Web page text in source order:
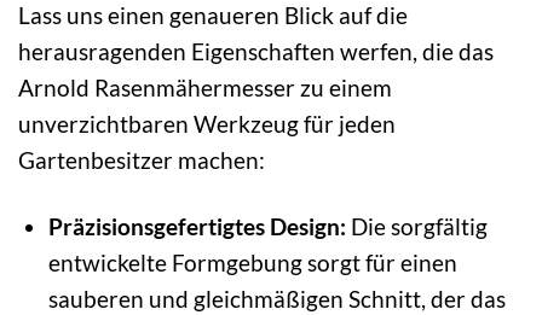
Lass uns einen genaueren Blick auf die
herausragenden Eigenschaften werfen, die das
Arnold Rasenmähermesser zu einem
unverzichtbaren Werkzeug für jeden
Gartenbesitzer machen:
Präzisionsgefertigtes Design: Die sorgfältig
entwickelte Formgebung sorgt für einen
sauberen und gleichmäßigen Schnitt, der das